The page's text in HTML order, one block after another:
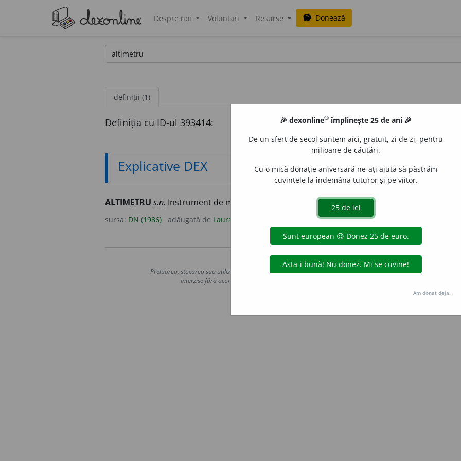
Despre noi Voluntari Resurse savings Donează
definiții (1)
Definiția cu ID-ul 393414:
Explicative DEX
ALTIMETRU s.n. Instrument de măsură a altitudinii. [< fr.altimètre].
sursa: DN (1986) adăugată de LauraGellner
Copyright © 2004-2026 dexonline (https://dexonline.ro)
Preluarea, stocarea sau utilizarea datelor de pe acest site, inclusiv prin orice metode de extragere automată
interzise fără acordul nostru prealabil scris, cu excepția seturilor de date oferite oficial spre utilizare
Hosterion
🎉 dexonline® împlinește 25 de ani 🎉
De un sfert de secol suntem aici, gratuit, zi de zi, pentru
milioane de căutări.
Cu o mică donație aniversară ne-ați ajuta să păstrăm
cuvintele la îndemâna tuturor și pe viitor.
Am donat deja.